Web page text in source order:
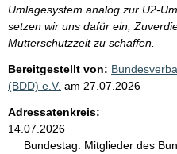
Umlagesystem analog zur U2-
setzen wir uns dafür ein,
Mutterschutzzeit zu schaffen.
Bereitgestellt von:
(BDD) e.V. am 27.07.2026
Adressatenkreis:
14.07.2026
Bundestag: Mitglieder des